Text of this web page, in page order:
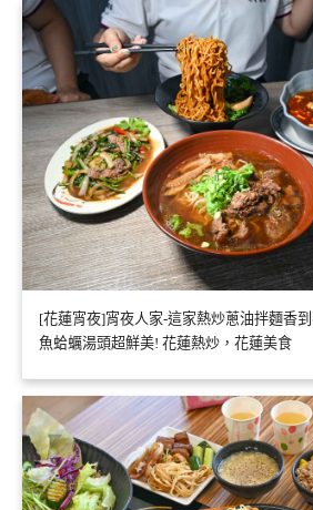
[花蓮宵夜]宵夜人家-這家熱炒蔥油拌麵香
魚蛤蠣湯頭超鮮美! 花蓮熱炒，花蓮美食